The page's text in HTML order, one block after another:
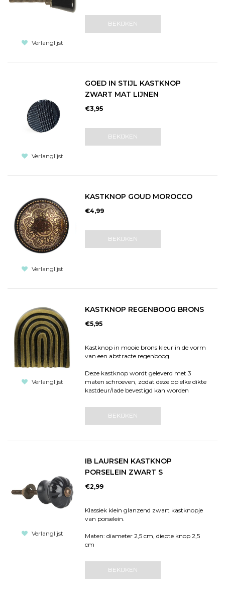
Verlanglijst
BEKIJKEN
Verlanglijst
GOED IN STIJL KASTKNOP
ZWART MAT LIJNEN
€3,95
BEKIJKEN
Verlanglijst
KASTKNOP GOUD MOROCCO
€4,99
BEKIJKEN
Verlanglijst
KASTKNOP REGENBOOG BRONS
€5,95
Kastknop in mooie brons kleur in de vorm
van een abstracte regenboog.
Deze kastknop wordt geleverd met 3
maten schroeven, zodat deze op elke dikte
kastdeur/lade bevestigd kan worden
BEKIJKEN
Verlanglijst
IB LAURSEN KASTKNOP
PORSELEIN ZWART S
€2,99
Klassiek klein glanzend zwart kastknopje
van porselein.
Maten: diameter 2,5 cm, diepte knop 2,5
cm
BEKIJKEN